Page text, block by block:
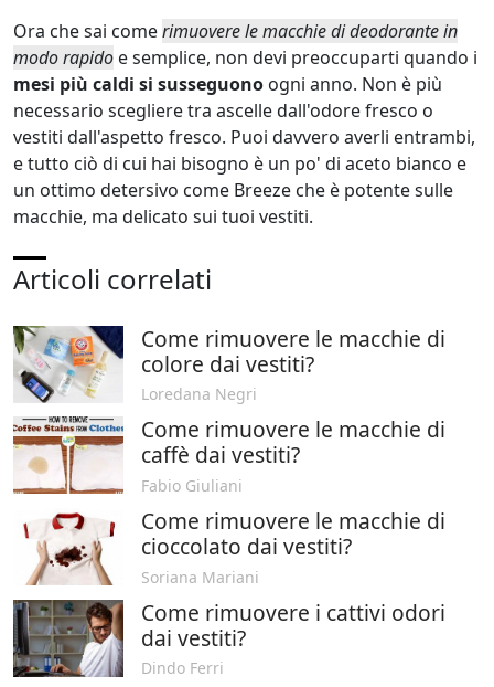
Ora che sai comerimuovere le macchie di deodorante in
modo rapido e semplice, non devi preoccuparti quando i
mesi più caldi si susseguono ogni anno. Non è più
necessario scegliere tra ascelle dall'odore fresco o
vestiti dall'aspetto fresco. Puoi davvero averli entrambi,
e tutto ciò di cui hai bisogno è un po' di aceto bianco e
un ottimo detersivo come Breeze che è potente sulle
macchie, ma delicato sui tuoi vestiti.
Articoli correlati
Come rimuovere le macchie di
colore dai vestiti?
Loredana Negri
Come rimuovere le macchie di
caffè dai vestiti?
Fabio Giuliani
Come rimuovere le macchie di
cioccolato dai vestiti?
Soriana Mariani
Come rimuovere i cattivi odori
dai vestiti?
Dindo Ferri